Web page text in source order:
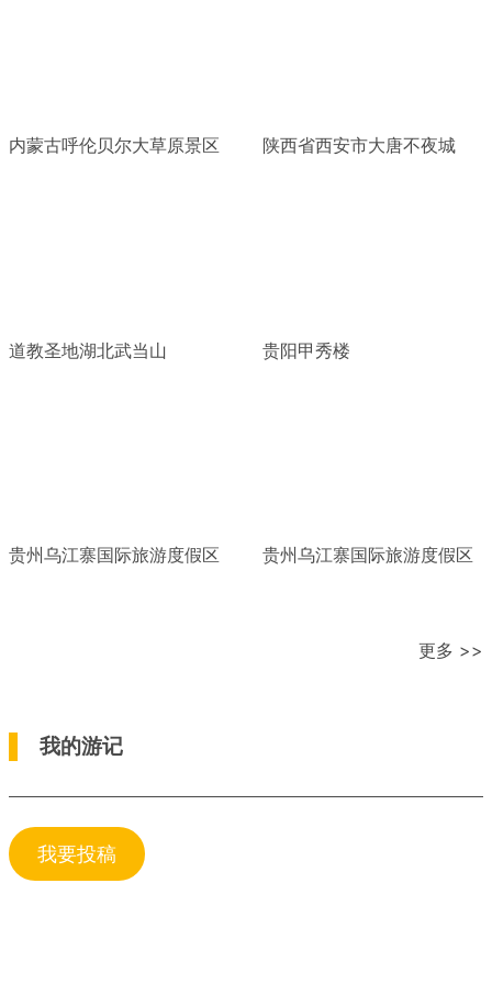
内蒙古呼伦贝尔大草原景区 陕西省西安市大唐不夜城
道教圣地湖北武当山 贵阳甲秀楼
贵州乌江寨国际旅游度假区 贵州乌江寨国际旅游度假区
更多 >>
我的游记
我要投稿